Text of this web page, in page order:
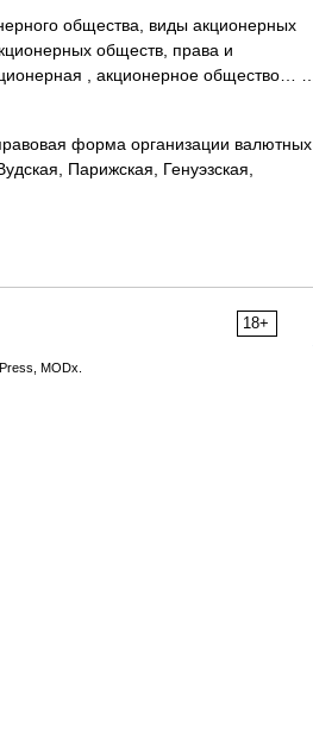
общества, виды акционерных
обществ, права и
, акционерное общество… …
форма организации валютных
Парижская, Генуэзская,
18+
MODx.